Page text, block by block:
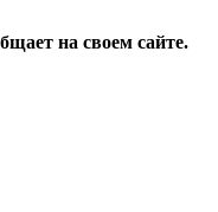
на своем сайте.